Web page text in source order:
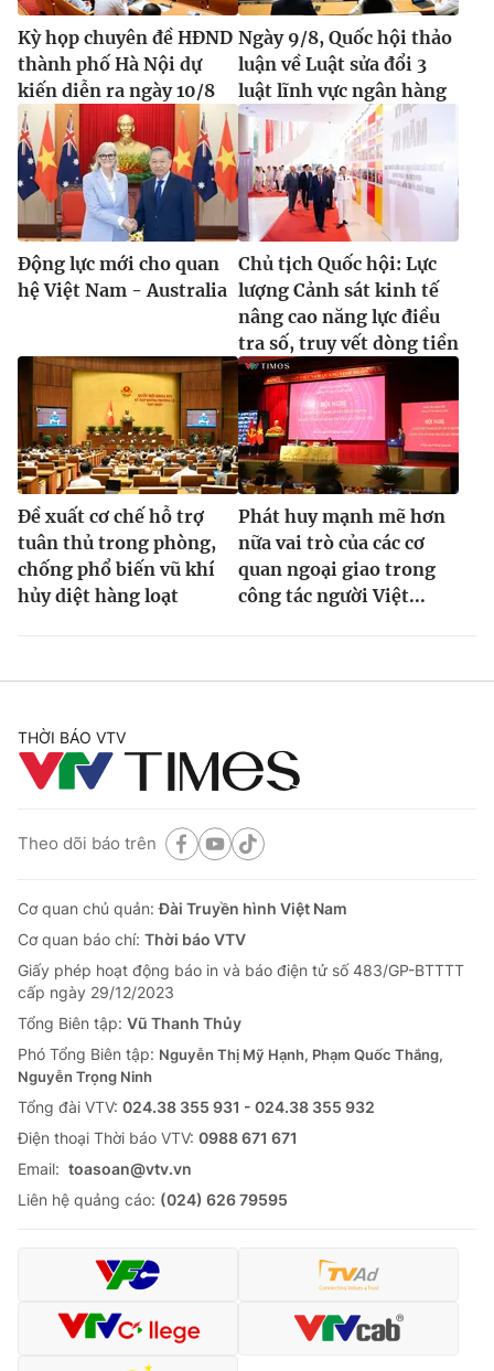
Kỳ họp chuyên đề HĐND
thành phố Hà Nội dự
kiến diễn ra ngày 10/8
Ngày 9/8, Quốc hội thảo
luận về Luật sửa đổi 3
luật lĩnh vực ngân hàng
Động lực mới cho quan
hệ Việt Nam - Australia
Chủ tịch Quốc hội: Lực
lượng Cảnh sát kinh tế
nâng cao năng lực điều
tra số, truy vết dòng tiền
Đề xuất cơ chế hỗ trợ
tuân thủ trong phòng,
chống phổ biến vũ khí
hủy diệt hàng loạt
Phát huy mạnh mẽ hơn
nữa vai trò của các cơ
quan ngoại giao trong
công tác người Việt...
THỜI BÁO VTV
Theo dõi báo trên
Cơ quan chủ quản:Đài Truyền hình Việt Nam
Cơ quan báo chí: Thời báo VTV
Giấy phép hoạt động báo in và báo điện tử số 483/GP-BTTTT
cấp ngày 29/12/2023
Tổng Biên tập: Vũ Thanh Thủy
Phó Tổng Biên tập: Nguyễn Thị Mỹ Hạnh, Phạm Quốc Thắng,
Nguyễn Trọng Ninh
Tổng đài VTV: 024.38 355 931 - 024.38 355 932
Ðiện thoại Thời báo VTV: 0988 671 671
Email: toasoan@vtv.vn
Liên hệ quảng cáo: (024) 626 79595